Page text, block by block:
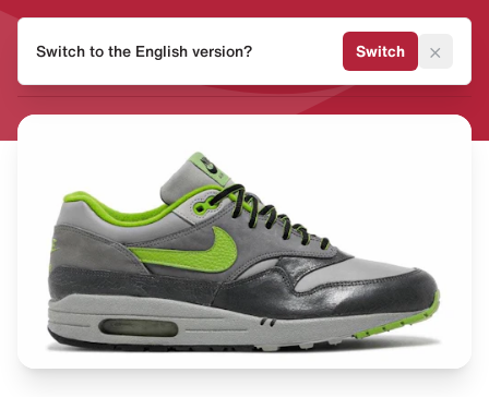
MVMNT
Switch to the English version? Switch ×